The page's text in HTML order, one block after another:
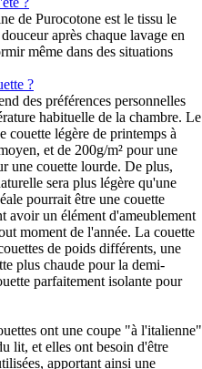
de Purocotone est le tissu le
après chaque lavage en
même dans des situations
?
des préférences personnelles
habituelle de la chambre. Le
couette légère de printemps à
et de 200g/m² pour une
une couette lourde. De plus,
sera plus légère qu'une
pourrait être une couette
avoir un élément d'ameublement
moment de l'année. La couette
de poids différents, une
plus chaude pour la demi-
parfaitement isolante pour
ont une coupe "à l'italienne"
lit, et elles ont besoin d'être
apportant ainsi une